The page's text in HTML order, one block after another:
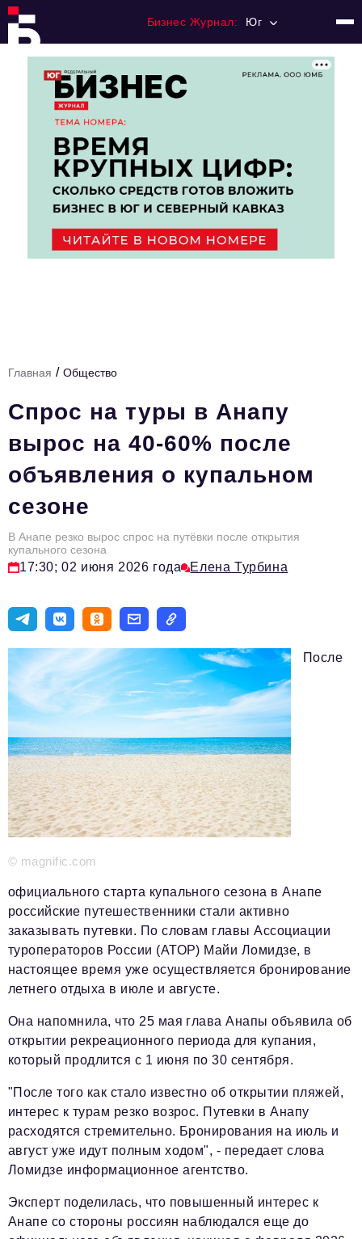
Бизнес Журнал: Юг
Франчайзинг
Номера журнала
Категории:
Финансы
Цитаты
Аналитика
Главное
Интервью
Сделано в России
Право
Авто
Персона
Инвестиции
Управление
Красота и здоровье
Энергетика
Недвижимость
Политика
Промышленность
Общество
Транспорт
Ритейл
Телеком
Социальная сфера
ЖКХ
Образование
Фоторепортажи
Главная / Общество
Спрос на туры в Анапу
вырос на 40-60% после
объявления о купальном
сезоне
В Анапе резко вырос спрос на путёвки после открытия
купального сезона
17:30; 02 июня 2026 года Елена Турбина
© magnific.com
После
официального старта купального сезона в Анапе
российские путешественники стали активно
заказывать путевки. По словам главы Ассоциации
туроператоров России (АТОР) Майи Ломидзе, в
настоящее время уже осуществляется бронирование
летнего отдыха в июле и августе.
Она напомнила, что 25 мая глава Анапы объявила об
открытии рекреационного периода для купания,
который продлится с 1 июня по 30 сентября.
"После того как стало известно об открытии пляжей,
интерес к турам резко возрос. Путевки в Анапу
расходятся стремительно. Бронирования на июль и
август уже идут полным ходом", - передает слова
Ломидзе информационное агентство.
Эксперт поделилась, что повышенный интерес к
Анапе со стороны россиян наблюдался еще до